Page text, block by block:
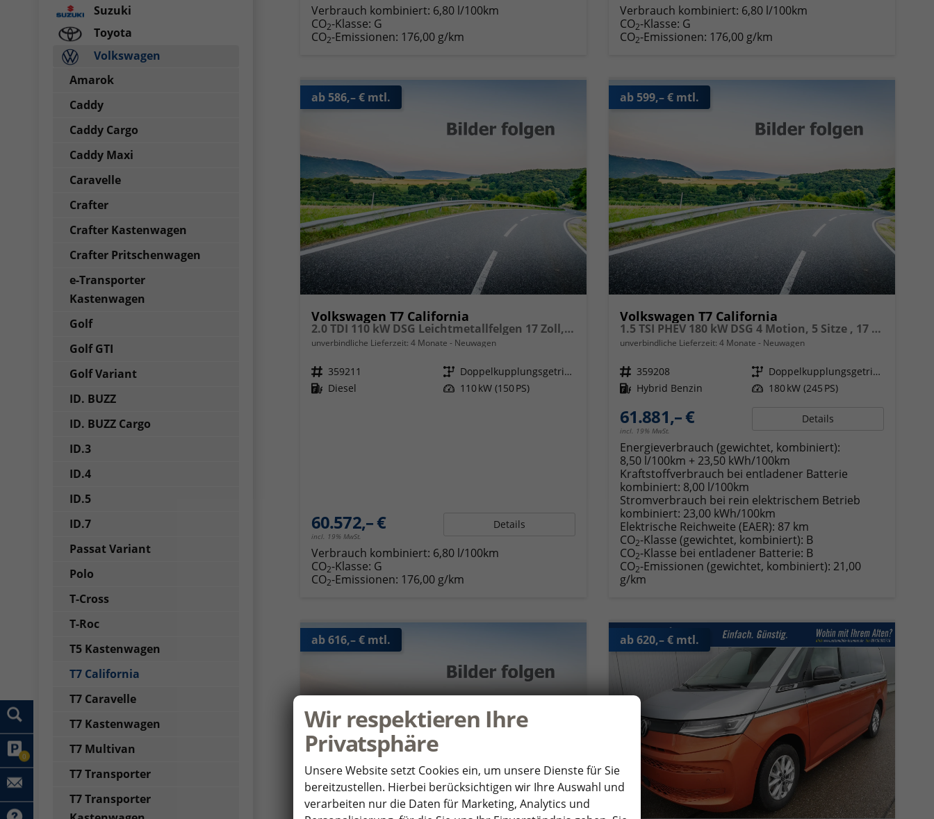
0
Verbrauch kombiniert: 6,80 l/100km
CO2-Klasse: G
CO2-Emissionen: 176,00 g/km
Verbrauch kombiniert: 6,80 l/100km
CO2-Klasse: G
CO2-Emissionen: 176,00 g/km
ab 586,– € mtl.
Volkswagen T7 California
2.0 TDI 110 kW DSG Leichtmetallfelgen 17 Zoll, Markise mit Schiene und Gehäuse links, 5 Sitze, Klima, Jahre Werksgarantie,
unverbindliche Lieferzeit: 4 Monate Neuwagen
Fahrzeugnr. 359211 Getriebe
Doppelkupplungsgetriebe (DSG)
Kraftstoff Diesel Leistung 110 kW (150 PS)
60.572,– €
incl. 19% MwSt.
Details
Verbrauch kombiniert: 6,80 l/100km
CO2-Klasse: G
CO2-Emissionen: 176,00 g/km
ab 599,– € mtl.
Volkswagen T7 California
1.5 TSI PHEV 180 kW DSG 4 Motion, 5 Sitze , 17 Zoll Leichtmetallfelgen. fünf Jahre Garantie, Markise, Schiene u. Gehäuse links, 6 Sitze, Klima,
unverbindliche Lieferzeit: 4 Monate Neuwagen
Fahrzeugnr. 359208 Getriebe
Doppelkupplungsgetriebe (DSG)
Kraftstoff Hybrid Benzin Leistung 180 kW (245 PS)
61.881,– €
incl. 19% MwSt.
Details
Energieverbrauch (gewichtet, kombiniert):
8,50 l/100km + 23,50 kWh/100km
Kraftstoffverbrauch bei entladener Batterie
kombiniert: 8,00 l/100km
Stromverbrauch bei rein elektrischem Betrieb
kombiniert: 23,00 kWh/100km
Elektrische Reichweite (EAER): 87 km
CO2-Klasse (gewichtet, kombiniert): B
CO2-Klasse bei entladener Batterie: B
CO2-Emissionen (gewichtet, kombiniert): 21,00
g/km
ab 616,– € mtl. ab 620,– € mtl.
Suzuki
Toyota
Volkswagen
Amarok
Caddy
Caddy Cargo
Caddy Maxi
Caravelle
Crafter
Crafter Kastenwagen
Crafter Pritschenwagen
e-Transporter
Kastenwagen
Golf
Golf GTI
Golf Variant
ID. BUZZ
ID. BUZZ Cargo
ID.3
ID.4
ID.5
ID.7
Passat Variant
Polo
T-Cross
T-Roc
T5 Kastenwagen
T7 California
T7 Caravelle
T7 Kastenwagen
T7 Multivan
T7 Transporter
T7 Transporter
Wir respektieren Ihre
Privatsphäre
Unsere Website setzt Cookies ein, um unsere Dienste für Sie
bereitzustellen. Hierbei berücksichtigen wir Ihre Auswahl und
verarbeiten nur die Daten für Marketing, Analytics und